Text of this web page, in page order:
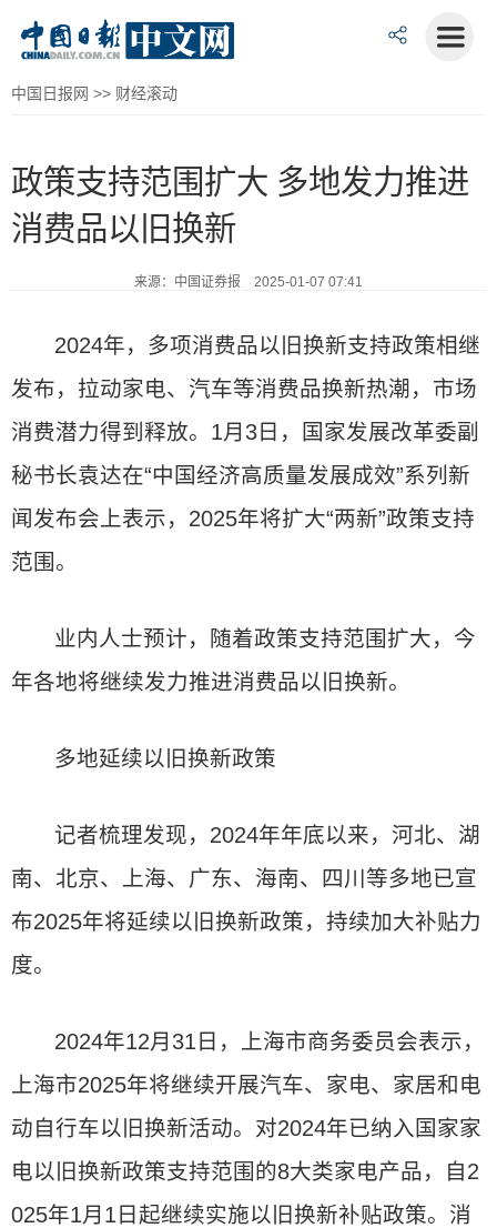
中国日报网 >> 财经滚动
政策支持范围扩大 多地发力推进
消费品以旧换新
来源：中国证券报 2025-01-07 07:41
2024年，多项消费品以旧换新支持政策相继
发布，拉动家电、汽车等消费品换新热潮，市场
消费潜力得到释放。1月3日，国家发展改革委副
秘书长袁达在“中国经济高质量发展成效”系列新
闻发布会上表示，2025年将扩大“两新”政策支持
范围。
业内人士预计，随着政策支持范围扩大，今
年各地将继续发力推进消费品以旧换新。
多地延续以旧换新政策
记者梳理发现，2024年年底以来，河北、湖
南、北京、上海、广东、海南、四川等多地已宣
布2025年将延续以旧换新政策，持续加大补贴力
度。
2024年12月31日，上海市商务委员会表示，
上海市2025年将继续开展汽车、家电、家居和电
动自行车以旧换新活动。对2024年已纳入国家家
电以旧换新政策支持范围的8大类家电产品，自2
025年1月1日起继续实施以旧换新补贴政策。消